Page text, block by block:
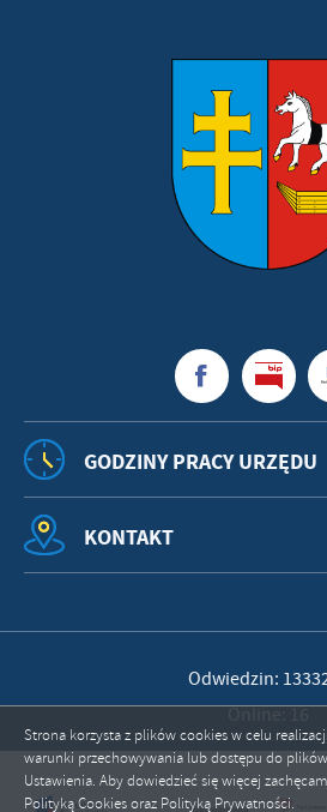
GODZINY PRACY URZĘDU
KONTAKT
Odwiedzin:
Online: 16
Strona korzysta z plików cookies w celu
warunki przechowywania lub dostępu do
Ustawienia. Aby dowiedzieć się więcej
Polityką Cookies oraz Polityką Prywatności.